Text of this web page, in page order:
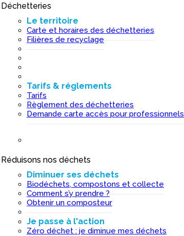
Déchetteries
Le territoire
Carte et horaires des déchetteries
Filières de recyclage
Tarifs & réglements
Tarifs
Règlement des déchetteries
Demande carte accès pour professionnels
Réduisons nos déchets
Diminuer ses déchets
Biodéchets, compostons et collecte
Comment s’y prendre ?
Obtenir un composteur
Je passe à l'action
Zéro déchet : je diminue mes déchets